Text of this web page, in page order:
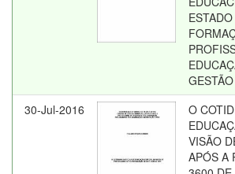
30-Jul-2016
O
VISÃO
APÓS A